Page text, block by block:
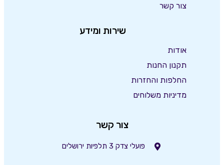
צור קשר
שירות ומידע
אודות
תקנון החנות
החלפות והחזרות
מדיניות משלוחים
צור קשר
פועלי צדק 3 תלפיות ירושלים